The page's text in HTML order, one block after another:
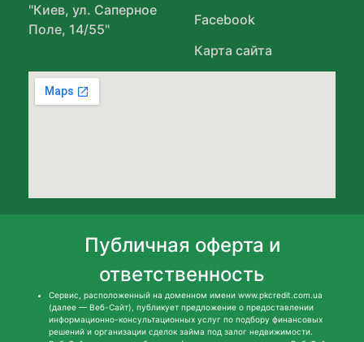
"Киев, ул. Саперное
Поле, 14/55"
Facebook
Карта сайта
Публичная оферта и
ответственность
Сервис, расположенный на доменном имени www.pkcredit.com.ua
(далее — Веб-Сайт), публикует предложение о предоставлении
информационно-консультационных услуг по подбору финансовых
решений и организации сделок займа под залог недвижимости.